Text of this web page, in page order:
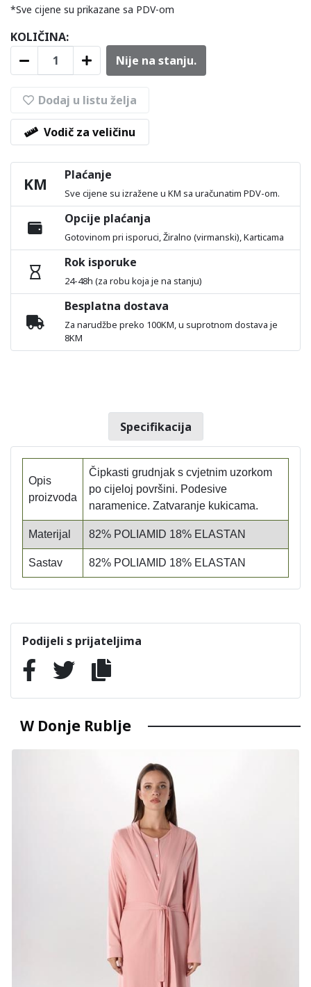
*Sve cijene su prikazane sa PDV-om
KOLIČINA:
Nije na stanju.
Dodaj u listu želja
Vodič za veličinu
KM Plaćanje
Sve cijene su izražene u KM sa uračunatim PDV-om.
Opcije plaćanja
Gotovinom pri isporuci, Žiralno (virmanski), Karticama
Rok isporuke
24-48h (za robu koja je na stanju)
Besplatna dostava
Za narudžbe preko 100KM, u suprotnom dostava je
8KM
Specifikacija
Opis
proizvoda
Čipkasti grudnjak s cvjetnim uzorkom
po cijeloj površini. Podesive
naramenice. Zatvaranje kukicama.
Materijal 82% POLIAMID 18% ELASTAN
Sastav 82% POLIAMID 18% ELASTAN
Podijeli s prijateljima
W Donje Rublje